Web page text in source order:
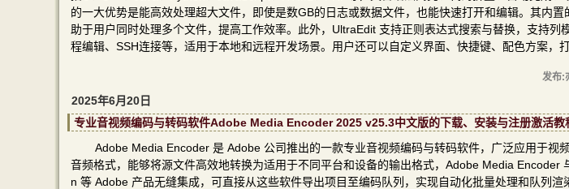
的一大优势是能高效处理超大文件，即使是数GB的日志或数据文件，也能快速打开和编辑。其内
助于用户同时处理多个文件，提高工作效率。此外，UltraEdit 支持正则表达式搜索与替换，支持列
程编辑、SSH连接等，适用于本地和远程开发场景。用户还可以自定义界面、快捷键、配色方案，
发布:
2025年6月20日
专业音视频编码与转码软件Adobe Media Encoder 2025 v25.3中文版的下载、安装与注册激活教
Adobe Media Encoder 是 Adobe 公司推出的一款专业音视频编码与转码软件，广泛应用于视
音频格式，能够将源文件高效地转换为适用于不同平台和设备的输出格式，Adobe Media Encoder
n 等 Adobe 产品无缝集成，可直接从这些软件导出项目至编码队列，实现自动化批量处理和队列